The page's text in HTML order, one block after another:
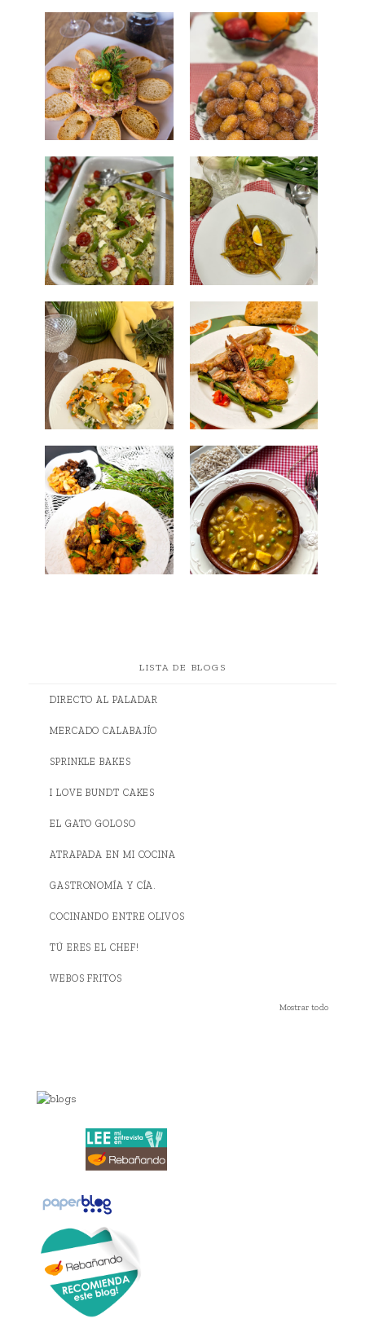
LISTA DE BLOGS
DIRECTO AL PALADAR
MERCADO CALABAJÍO
SPRINKLE BAKES
I LOVE BUNDT CAKES
EL GATO GOLOSO
ATRAPADA EN MI COCINA
GASTRONOMÍA Y CÍA.
COCINANDO ENTRE OLIVOS
TÚ ERES EL CHEF!
WEBOS FRITOS
Mostrar todo